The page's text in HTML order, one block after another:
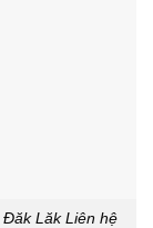
Lăk Liên hệ